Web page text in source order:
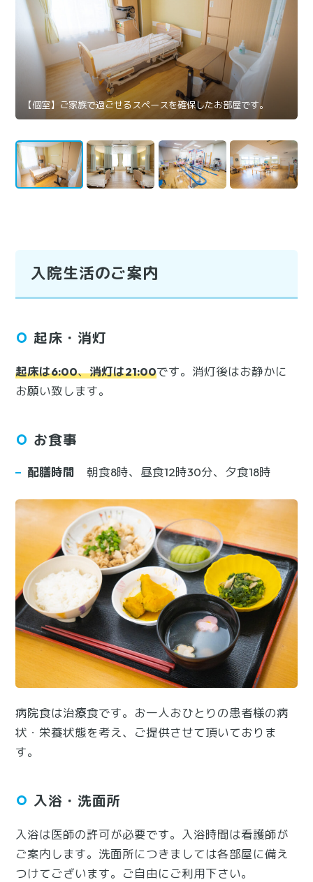
【個室】ご家族で過ごせるスペースを確保したお部屋です。
【4人部屋】収納や個人のスペースに配慮したお部屋です。
【リハビリ室】入院時から退院に向けた機能訓練を行います。
【デイルーム】患者様の憩いの場所となっています。
入院生活のご案内
起床・消灯
起床は6:00、消灯は21:00です。消灯後はお静かに
お願い致します。
お食事
配膳時間 朝食8時、昼食12時30分、夕食18時
病院食は治療食です。お一人おひとりの患者様の病
状・栄養状態を考え、ご提供させて頂いておりま
す。
入浴・洗面所
入浴は医師の許可が必要です。入浴時間は看護師が
ご案内します。洗面所につきましては各部屋に備え
つけてございます。ご自由にご利用下さい。